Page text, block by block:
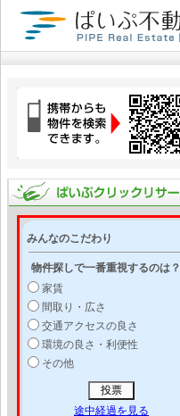
みんなのこだわり
物件探しで一番重視するのは？
家賃
間取り・広さ
交通アクセスの良さ
環境の良さ・利便性
その他
途中経過を見る